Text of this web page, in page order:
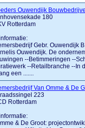
Ouwendijk
180
Rotterdam
Gebr. Ouwendijk
Ouwendijk. De
--Betimmeringen --
--Retailbranche --In
een .......
Van Omme & De
223
Rotterdam
& De Groot: